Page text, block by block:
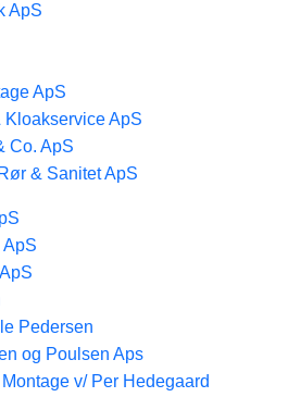
ApS
ApS
ApS
Co. ApS
& Sanitet ApS
Pedersen
og Poulsen Aps
v/ Per Hedegaard